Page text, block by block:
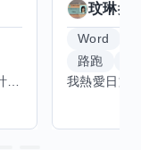
玟琳擅
Word
路跑